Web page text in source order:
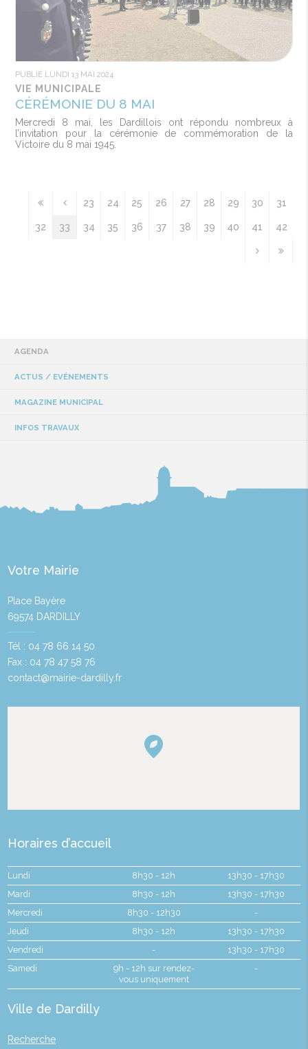
PUBLIÉ LUNDI 13 MAI 2024
VIE MUNICIPALE
CÉRÉMONIE DU 8 MAI
Mercredi 8 mai, les Dardillois ont répondu nombreux à
l’invitation pour la cérémonie de commémoration de la
Victoire du 8 mai 1945.
23 24 25 26 27 28 29 30 31
32 33 34 35 36 37 38 39 40 41 42
AGENDA
ACTUS / EVÉNEMENTS
MAGAZINE MUNICIPAL
INFOS TRAVAUX
Votre Mairie
Place Bayère
69574 DARDILLY
Tél : 04 78 66 14 50
Fax : 04 78 47 58 76
contact@mairie-dardilly.fr
Horaires d’accueil
Lundi 8h30 - 12h
13h30 - 17h30
Mardi
8h30 - 12h
13h30 - 17h30
Mercredi
8h30 - 12h30
-
Jeudi
8h30 - 12h
13h30 - 17h30
Vendredi
-
13h30 - 17h30
Samedi
9h - 12h sur rendez-
vous uniquement
-
Ville de Dardilly
Recherche